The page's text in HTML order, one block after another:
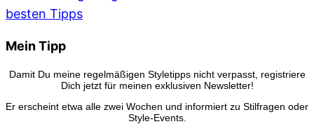
besten Tipps
Mein Tipp
Damit Du meine regelmäßigen Styletipps nicht verpasst, registriere
Dich jetzt für meinen exklusiven Newsletter!
Er erscheint etwa alle zwei Wochen und informiert zu Stilfragen oder
Style-Events.